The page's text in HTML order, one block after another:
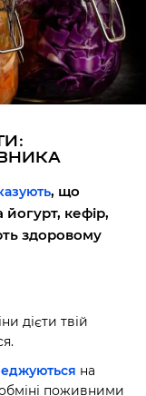
, що
кефір,
здоровому
дієти твій
на
поживними